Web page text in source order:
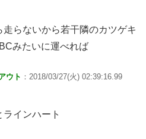
走らないから若干隣のカツゲキ
みたいに運べれば
ウト ：2018/03/27(火) 02:39:16.99
インハート